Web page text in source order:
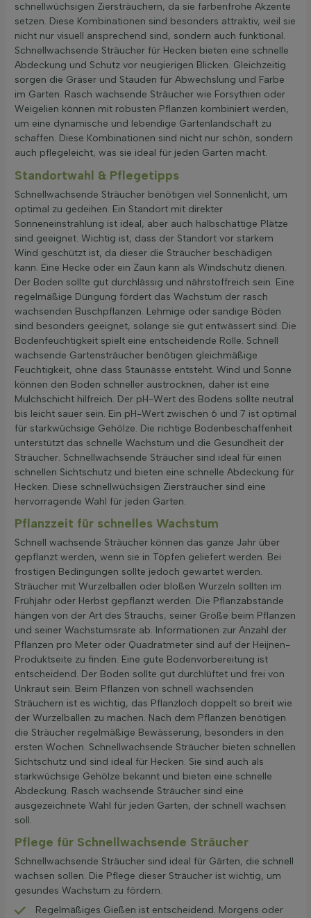
schnellwüchsigen Ziersträuchern, da sie farbenfrohe Akzente
setzen. Diese Kombinationen sind besonders attraktiv, weil sie
nicht nur visuell ansprechend sind, sondern auch funktional.
Schnellwachsende Sträucher für Hecken bieten eine schnelle
Abdeckung und Schutz vor neugierigen Blicken. Gleichzeitig
sorgen die Gräser und Stauden für Abwechslung und Farbe
im Garten. Rasch wachsende Sträucher wie Forsythien oder
Weigelien können mit robusten Pflanzen kombiniert werden,
um eine dynamische und lebendige Gartenlandschaft zu
schaffen. Diese Kombinationen sind nicht nur schön, sondern
auch pflegeleicht, was sie ideal für jeden Garten macht.
Standortwahl & Pflegetipps
Schnellwachsende Sträucher benötigen viel Sonnenlicht, um
optimal zu gedeihen. Ein Standort mit direkter
Sonneneinstrahlung ist ideal, aber auch halbschattige Plätze
sind geeignet. Wichtig ist, dass der Standort vor starkem
Wind geschützt ist, da dieser die Sträucher beschädigen
kann. Eine Hecke oder ein Zaun kann als Windschutz dienen.
Der Boden sollte gut durchlässig und nährstoffreich sein. Eine
regelmäßige Düngung fördert das Wachstum der rasch
wachsenden Buschpflanzen. Lehmige oder sandige Böden
sind besonders geeignet, solange sie gut entwässert sind. Die
Bodenfeuchtigkeit spielt eine entscheidende Rolle. Schnell
wachsende Gartensträucher benötigen gleichmäßige
Feuchtigkeit, ohne dass Staunässe entsteht. Wind und Sonne
können den Boden schneller austrocknen, daher ist eine
Mulchschicht hilfreich. Der pH-Wert des Bodens sollte neutral
bis leicht sauer sein. Ein pH-Wert zwischen 6 und 7 ist optimal
für starkwüchsige Gehölze. Die richtige Bodenbeschaffenheit
unterstützt das schnelle Wachstum und die Gesundheit der
Sträucher. Schnellwachsende Sträucher sind ideal für einen
schnellen Sichtschutz und bieten eine schnelle Abdeckung für
Hecken. Diese schnellwüchsigen Ziersträucher sind eine
hervorragende Wahl für jeden Garten.
Pflanzzeit für schnelles Wachstum
Schnell wachsende Sträucher können das ganze Jahr über
gepflanzt werden, wenn sie in Töpfen geliefert werden. Bei
frostigen Bedingungen sollte jedoch gewartet werden.
Sträucher mit Wurzelballen oder bloßen Wurzeln sollten im
Frühjahr oder Herbst gepflanzt werden. Die Pflanzabstände
hängen von der Art des Strauchs, seiner Größe beim Pflanzen
und seiner Wachstumsrate ab. Informationen zur Anzahl der
Pflanzen pro Meter oder Quadratmeter sind auf der Heijnen-
Produktseite zu finden. Eine gute Bodenvorbereitung ist
entscheidend. Der Boden sollte gut durchlüftet und frei von
Unkraut sein. Beim Pflanzen von schnell wachsenden
Sträuchern ist es wichtig, das Pflanzloch doppelt so breit wie
der Wurzelballen zu machen. Nach dem Pflanzen benötigen
die Sträucher regelmäßige Bewässerung, besonders in den
ersten Wochen. Schnellwachsende Sträucher bieten schnellen
Sichtschutz und sind ideal für Hecken. Sie sind auch als
starkwüchsige Gehölze bekannt und bieten eine schnelle
Abdeckung. Rasch wachsende Sträucher sind eine
ausgezeichnete Wahl für jeden Garten, der schnell wachsen
soll.
Pflege für Schnellwachsende Sträucher
Schnellwachsende Sträucher sind ideal für Gärten, die schnell
wachsen sollen. Die Pflege dieser Sträucher ist wichtig, um
gesundes Wachstum zu fördern.
Regelmäßiges Gießen ist entscheidend. Morgens oder